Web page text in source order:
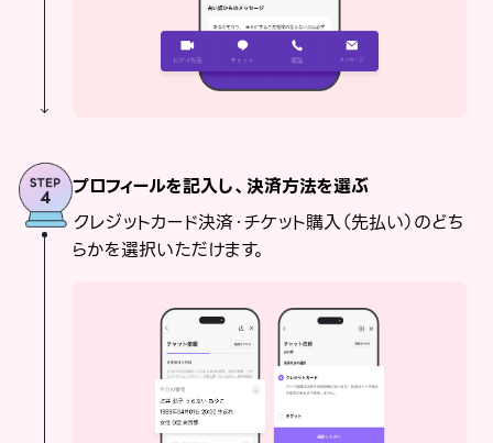
プロフィールを記入し、決済方法を選ぶ
クレジットカード決済・チケット購入（先払い）のどち
らかを選択いただけます。